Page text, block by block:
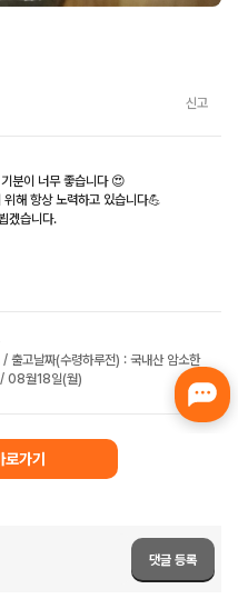
신고
분이 너무 좋습니다 😍
해 항상 노력하고 있습니다💪
겠습니다.
출고날짜(수령하루전) : 국내산 암소한
08월18일(월)
가기
댓글 등록